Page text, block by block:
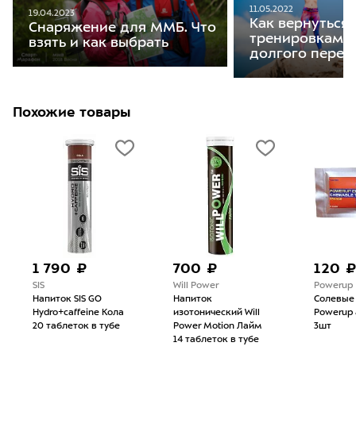
19.04.2023
Снаряжение для ММБ. Что
взять и как выбрать
11.05.2022
Как вернуться
тренировкам
долгого
Похожие товары
1 790 ₽
SIS
Напиток SIS GO
Hydro+caffeine Кола
20 таблеток в тубе
700 ₽
Will Power
Напиток
изотонический Will
Power Motion Лайм
14 таблеток в тубе
120 ₽
Powerup
Солевые
Powerup
3шт